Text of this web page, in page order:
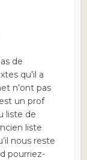
de
qu’il a
n’ont pas
un prof
liste de
liste
nous reste
pourriez-